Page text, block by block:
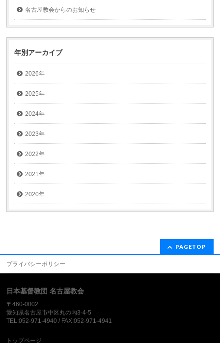
名古屋教会からのお知らせ
年別アーカイブ
2026年
2025年
2024年
2023年
2022年
2021年
2020年
PAGETOP
プライバシーポリシー
日本基督教団 名古屋教会
〒460-0002
愛知県名古屋市中区丸の内3-4-5
TEL:052-971-4940 / FAX:052-971-4941
トップページ